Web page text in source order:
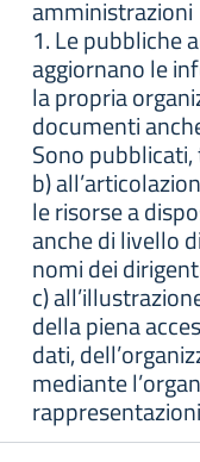
amministrazioni
1. Le pubbliche
aggiornano le
la propria
documenti
Sono
b)
le risorse a
anche di livello
nomi dei
c)
della piena
dati,
mediante